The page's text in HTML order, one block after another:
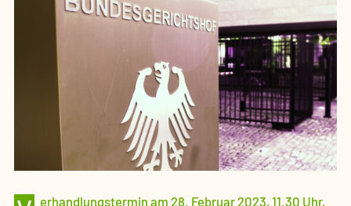
erhandlungstermin am 28. Februar 2023, 11.30 Uhr,